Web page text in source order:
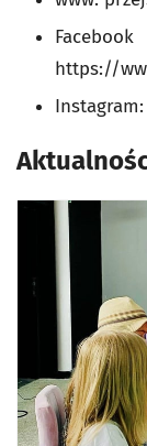
Facebook
https://
Instagram: